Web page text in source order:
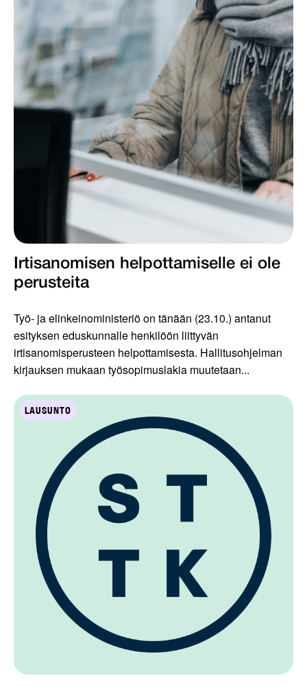
Irtisanomisen helpottamiselle ei ole
perusteita
Työ- ja elinkeinoministeriö on tänään (23.10.) antanut
esityksen eduskunnalle henkilöön liittyvän
irtisanomisperusteen helpottamisesta. Hallitusohjelman
kirjauksen mukaan työsopimuslakia muutetaan...
LAUSUNTO